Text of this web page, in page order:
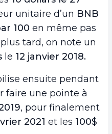
unitaire d’un BNB
100 en même pas
tard, on note un
le 12 janvier 2018.
ensuite pendant
faire une pointe à
, pour finalement
2021 et les 100$